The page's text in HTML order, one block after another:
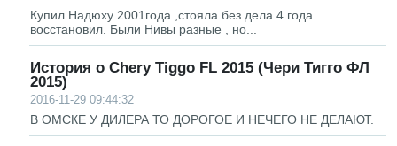
Купил Надюху 2001года ,стояла без дела 4 года
восстановил. Были Нивы разные , но...
История о Chery Tiggo FL 2015 (Чери Тигго ФЛ
2015)
2016-11-29 09:44:32
В ОМСКЕ У ДИЛЕРА ТО ДОРОГОЕ И НЕЧЕГО НЕ ДЕЛАЮТ.